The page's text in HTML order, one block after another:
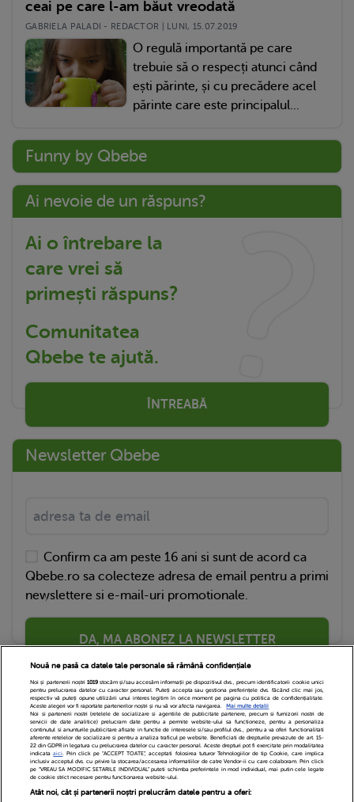
ceai pe care l-am băut vreodată
GABRIELA PALADI - REDACTOR | LUNI, 15.07.2019
O regulă importantă pe care
trebuie să o respecți atunci când
ești părinte, și cu precădere acel
părinte care este principalul...
Funny by Qbebe
Ai nevoie de un răspuns?
Ai o întrebare la
care vrei să
primești răspuns?
Comunitatea
Qbebe te ajută.
ÎNTREABĂ
Newsletter Qbebe
Confirm ca am peste 16 ani si sunt de acord ca
Qbebe.ro sa colecteze adresa de email pentru a primi
newslettere si e-mail-uri promotionale.
DA, MA ABONEZ LA NEWSLETTER
Echipa Editoriala Newsletter
Contact
Cariere
Cookies Politica de confidentialitate
Nouă ne pasă ca datele tale personale să rămână confidențiale
Noi și partenerii noștri 1019stocăm și/sau accesăm informații pe dispozitivul dvs., precum identificatorii cookie unici
pentru prelucrarea datelor cu caracter personal. Puteți accepta sau gestiona preferințele dvs. făcând clic mai jos,
respectiv vă puteți opune utilizării unui interes legitim în orice moment pe pagina cu politica de confidențialitate.
Aceste alegeri vor fi raportate partenerilor noștri și nu vă vor afecta navigarea.
Mai multe detalii
Noi si partenerii nostri (retelele de socializare si agentiile de publicitate partenere, precum si furnizorii nostri de
servicii de date analitice) prelucram date pentru a permite website-ului sa functioneze, pentru a personaliza
continutul si anunturile publicitare afisate in functie de interesele si/sau profilul dvs., pentru a va oferi functionalitati
aferente retelelor de socializare si pentru a analiza traficul pe website. Beneficiati de drepturile prevazute de art. 15-
22 din GDPR in legatura cu prelucrarea datelor cu caracter personal. Aceste drepturi pot fi exercitate prin modalitatea
indicataaici. Prin click pe “ACCEPT TOATE”, acceptati folosirea tuturor Tehnologiilor de tip Cookie, care implica
inclusiv acceptul dvs. cu privire la stocarea/accesarea informatiilor de catre Vendor-ii cu care colaboram. Prin click
pe “VREAU SA MODIFIC SETARILE INDIVIDUAL” puteti schimba preferintele in mod individual, mai putin cele legate
de cookie strict necesare pentru functionarea website-ului.
Atât noi, cât și partenerii noștri prelucrăm datele pentru a oferi: